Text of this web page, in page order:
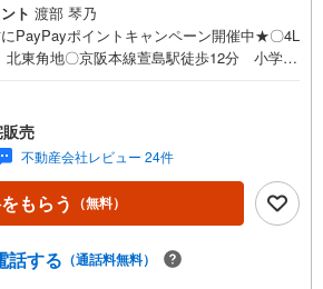
ト 渡部 琴乃
PayPayポイントキャンペーン開催中★〇4L
東角地〇京阪本線萱島駅徒歩12分 小学校
間 9:30～20:00 ■即日案内可能！※当日・
お電話でのお問合せがスムーズ■定休日 毎
ホームページよりLINEでのお問合せも好
報サイト未掲載物件、弊社ホームページに
校区物件検索も充実！ご希望の学校区での
利！「リクソラ住宅販売」で検索！是非ご覧
めてご案内可能リフォームやリノベーション
売
不動産会社レビュー 24件
もらう （無料）
話する （通話料無料）